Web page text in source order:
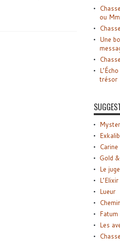
ou
Une
trésor
Gold
Le
Lueur
Fatum
Les